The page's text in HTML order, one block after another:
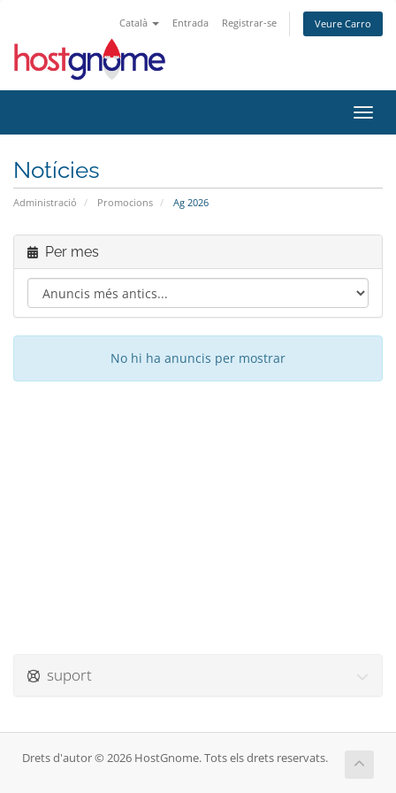
Català Entrada Registrar-se Veure Carro
Notícies
Administració Promocions Ag 2026
Per mes
No hi ha anuncis per mostrar
suport
Drets d'autor © 2026 HostGnome. Tots els drets reservats.